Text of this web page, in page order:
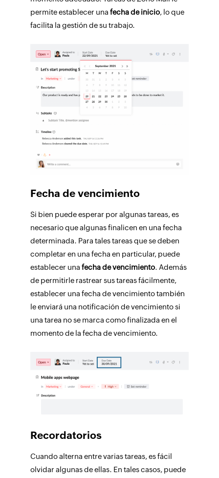
permite establecer unafecha de inicio, lo que
facilita la gestión de su trabajo.
Fecha de vencimiento
Si bien puede esperar por algunas tareas, es
necesario que algunas finalicen en una fecha
determinada. Para tales tareas que se deben
completar en una fecha en particular, puede
establecer unafecha de vencimiento. Además
de permitirle rastrear sus tareas fácilmente,
establecer una fecha de vencimiento también
le enviará una notificación de vencimiento si
una tarea no se marca como finalizada en el
momento de la fecha de vencimiento.
Recordatorios
Cuando alterna entre varias tareas, es fácil
olvidar algunas de ellas. En tales casos, puede